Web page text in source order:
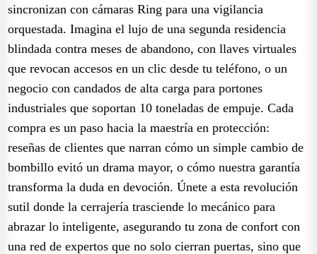
sincronizan con cámaras Ring para una vigilancia
orquestada. Imagina el lujo de una segunda residencia
blindada contra meses de abandono, con llaves virtuales
que revocan accesos en un clic desde tu teléfono, o un
negocio con candados de alta carga para portones
industriales que soportan 10 toneladas de empuje. Cada
compra es un paso hacia la maestría en protección:
reseñas de clientes que narran cómo un simple cambio de
bombillo evitó un drama mayor, o cómo nuestra garantía
transforma la duda en devoción. Únete a esta revolución
sutil donde la cerrajería trasciende lo mecánico para
abrazar lo inteligente, asegurando tu zona de confort con
una red de expertos que no solo cierran puertas, sino que